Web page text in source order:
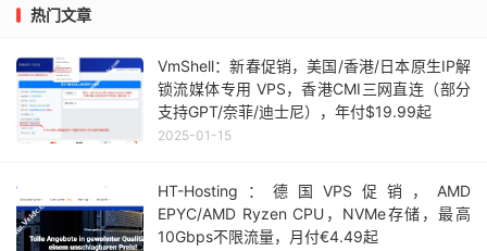
热门文章
VmShell：新春促销，美国/香港/日本原生IP解
锁流媒体专用 VPS，香港CMI三网直连（部分
支持GPT/奈菲/迪士尼），年付$19.99起
2025-01-15
HT-Hosting：德国VPS促销，AMD
EPYC/AMD Ryzen CPU，NVMe存储，最高
10Gbps不限流量，月付€4.49起